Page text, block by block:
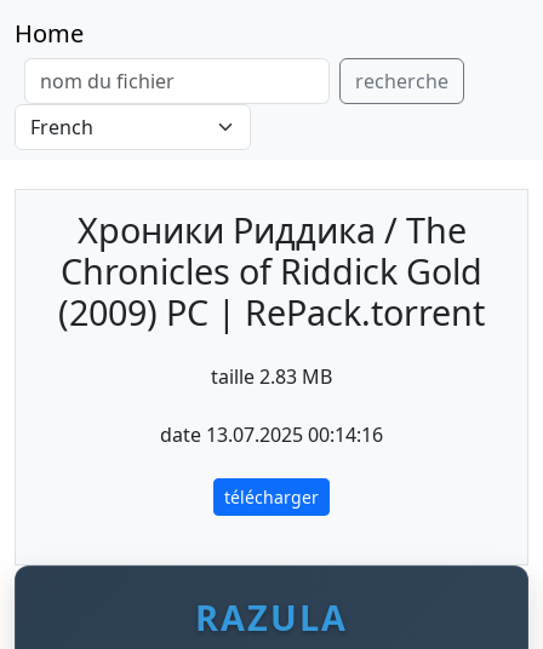
Home
recherche
Хроники Риддика / The
Chronicles of Riddick Gold
(2009) PC | RePack.torrent
taille 2.83 MB
date 13.07.2025 00:14:16
télécharger
RAZULA